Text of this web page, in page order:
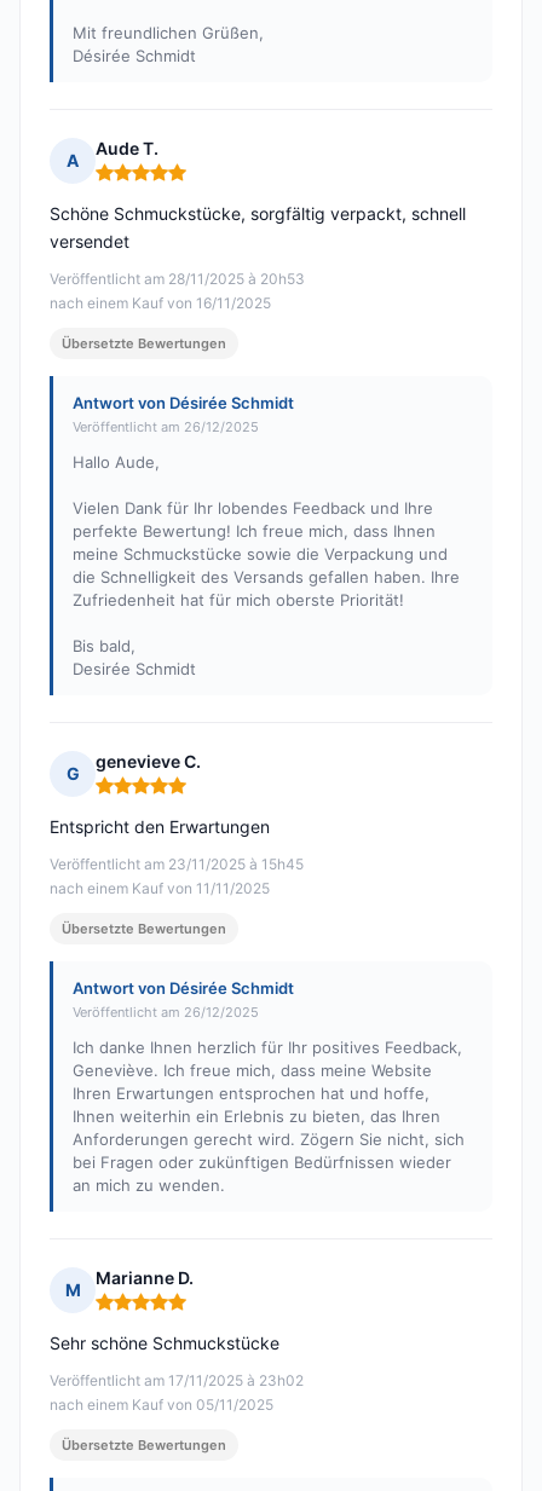
Mit freundlichen Grüßen,
Désirée Schmidt
A
Aude T.
Hinweis: 5 von 5
Veröffentlicht am 28/11/2025 à 20h53
nach einem Kauf von 16/11/2025
Schöne Schmuckstücke, sorgfältig verpackt, schnell
versendet
Übersetzte Bewertungen
Antwort von Désirée Schmidt
Veröffentlicht am 26/12/2025
Hallo Aude,
Vielen Dank für Ihr lobendes Feedback und Ihre
perfekte Bewertung! Ich freue mich, dass Ihnen
meine Schmuckstücke sowie die Verpackung und
die Schnelligkeit des Versands gefallen haben. Ihre
Zufriedenheit hat für mich oberste Priorität!
Bis bald,
Desirée Schmidt
G
genevieve C.
Hinweis: 5 von 5
Veröffentlicht am 23/11/2025 à 15h45
nach einem Kauf von 11/11/2025
Entspricht den Erwartungen
Übersetzte Bewertungen
Antwort von Désirée Schmidt
Veröffentlicht am 26/12/2025
Ich danke Ihnen herzlich für Ihr positives Feedback,
Geneviève. Ich freue mich, dass meine Website
Ihren Erwartungen entsprochen hat und hoffe,
Ihnen weiterhin ein Erlebnis zu bieten, das Ihren
Anforderungen gerecht wird. Zögern Sie nicht, sich
bei Fragen oder zukünftigen Bedürfnissen wieder
an mich zu wenden.
M
Marianne D.
Hinweis: 5 von 5
Veröffentlicht am 17/11/2025 à 23h02
nach einem Kauf von 05/11/2025
Sehr schöne Schmuckstücke
Übersetzte Bewertungen